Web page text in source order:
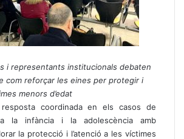
i representants institucionals debaten
com reforçar les eines per protegir i
menors d’edat
resposta coordinada en els casos de
la infància i la adolescència amb
la protecció i l’atenció a les víctimes